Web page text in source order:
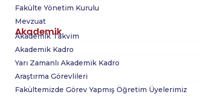
Fakülte Yönetim Kurulu
Mevzuat
Akademik
Akademik Takvim
Akademik Kadro
Yarı Zamanlı Akademik Kadro
Araştırma Görevlileri
Fakültemizde Görev Yapmış Öğretim Üyelerimiz